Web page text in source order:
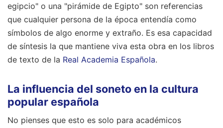
egipcio" o una "pirámide de Egipto" son referencias
que cualquier persona de la época entendía como
símbolos de algo enorme y extraño. Es esa capacidad
de síntesis la que mantiene viva esta obra en los libros
de texto de la Real Academia Española.
La influencia del soneto en la cultura
popular española
No pienses que esto es solo para académicos